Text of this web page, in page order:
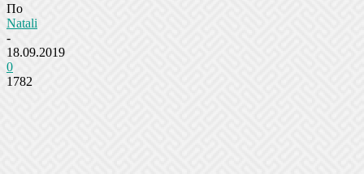
По
Natali
-
18.09.2019
0
1782